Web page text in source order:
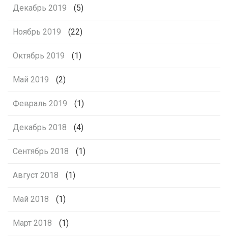
Декабрь 2019 (5)
Ноябрь 2019 (22)
Октябрь 2019 (1)
Май 2019 (2)
Февраль 2019 (1)
Декабрь 2018 (4)
Сентябрь 2018 (1)
Август 2018 (1)
Май 2018 (1)
Март 2018 (1)